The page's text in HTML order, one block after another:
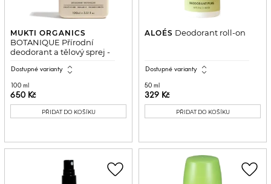
MUKTI ORGANICS
BOTANIQUE Přírodní
deodorant a tělový sprej -
Dostupné varianty expand_all
100 ml
650 Kč
PŘIDAT DO KOŠÍKU
ALOÉS Deodorant roll-on
Dostupné varianty expand_all
50 ml
329 Kč
PŘIDAT DO KOŠÍKU
favorite_border favorite_border